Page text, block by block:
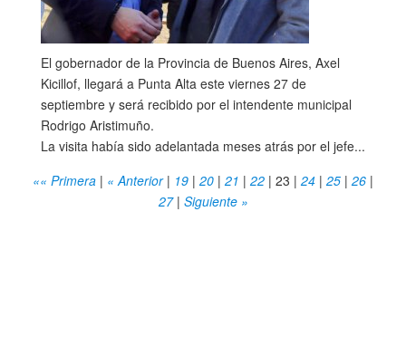
El gobernador de la Provincia de Buenos Aires, Axel
Kicillof, llegará a Punta Alta este viernes 27 de
septiembre y será recibido por el intendente municipal
Rodrigo Aristimuño.
La visita había sido adelantada meses atrás por el jefe...
«« Primera | « Anterior| 19 | 20 | 21 | 22 | 23 | 24 | 25 | 26 |
27| Siguiente »